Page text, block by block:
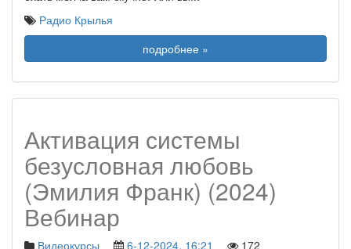
Радио Крылья
подробнее »
Активация системы
безусловная любовь
(Эмилия Франк) (2024)
Вебинар
Видеокурсы 6-12-2024, 16:21 172